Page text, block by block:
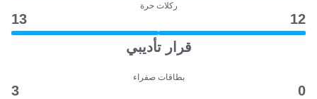
ركلات حرة
12
13
قرار تأديبي
بطاقات صفراء
0
3